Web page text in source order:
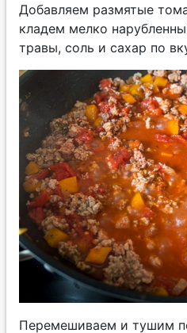
Добавляем размятые
кладем мелко
травы, соль и сахар по
Перемешиваем и тушим